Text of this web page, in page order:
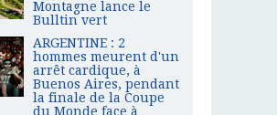
Montagne lance le
Bulltin vert
ARGENTINE : 2
hommes meurent d'un
arrêt cardique, à
Buenos Aires, pendant
la finale de la Coupe
du Monde face à